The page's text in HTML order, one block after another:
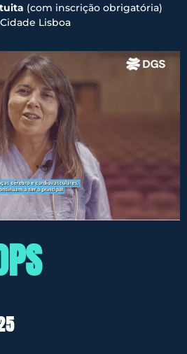
(com inscrição obrigatória)
Lisboa